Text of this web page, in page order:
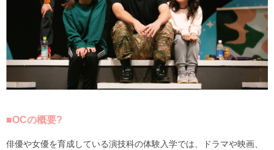
■OCの概要?
俳優や女優を育成している演技科の体験入学では、ドラマや映画、